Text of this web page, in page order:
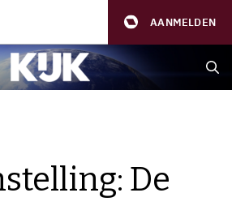
AANMELDEN
De